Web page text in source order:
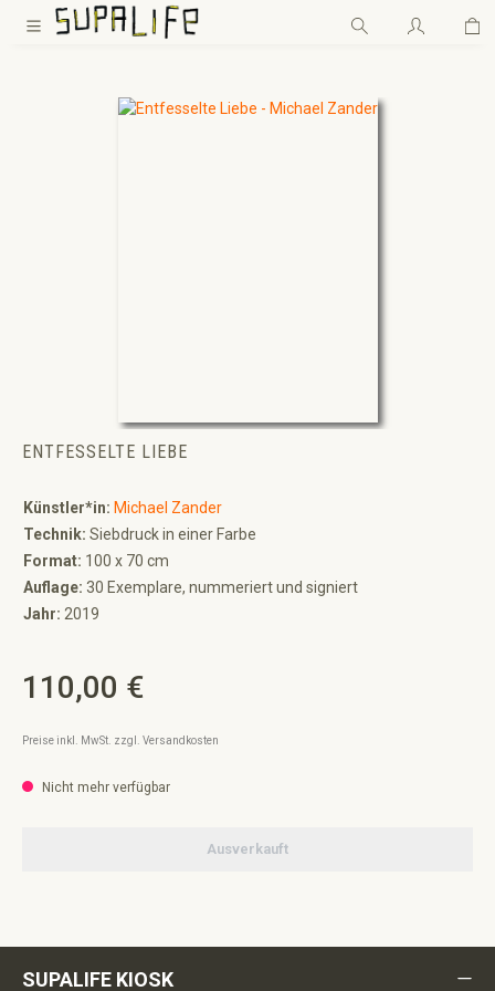
Zum Hauptinhalt springen
ENTFESSELTE LIEBE
Künstler*in: Michael Zander
Technik: Siebdruck in einer Farbe
Format: 100 x 70 cm
Auflage: 30 Exemplare, nummeriert und signiert
Jahr: 2019
Regulärer Preis:
110,00 €
Preise inkl. MwSt. zzgl. Versandkosten
Nicht mehr verfügbar
Ausverkauft
SUPALIFE KIOSK